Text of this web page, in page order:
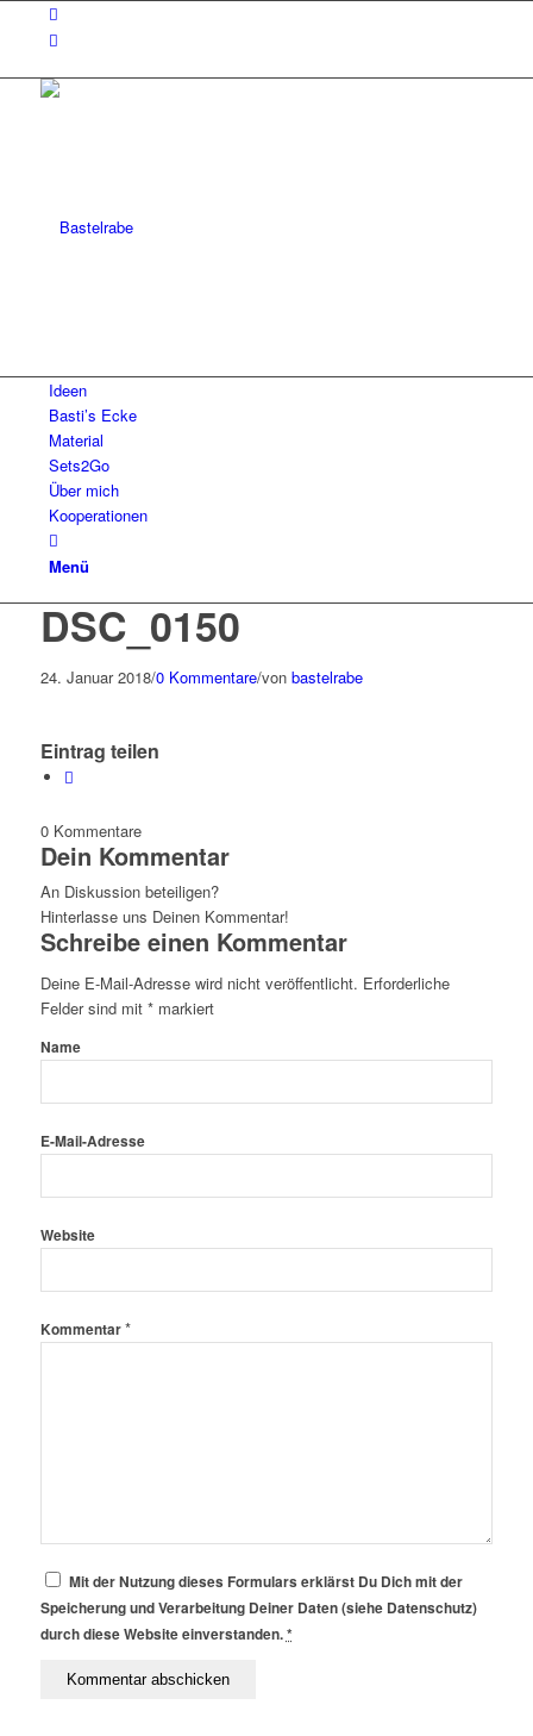
Ideen
Basti’s Ecke
Material
Sets2Go
Über mich
Kooperationen
Menü
DSC_0150
24. Januar 2018/0 Kommentare/von bastelrabe
Eintrag teilen
0 Kommentare
Dein Kommentar
An Diskussion beteiligen?
Hinterlasse uns Deinen Kommentar!
Schreibe einen Kommentar
Deine E-Mail-Adresse wird nicht veröffentlicht. Erforderliche
Felder sind mit *markiert
Name
E-Mail-Adresse
Website
Kommentar*
Mit der Nutzung dieses Formulars erklärst Du Dich mit der
Speicherung und Verarbeitung Deiner Daten (siehe Datenschutz)
durch diese Website einverstanden.*